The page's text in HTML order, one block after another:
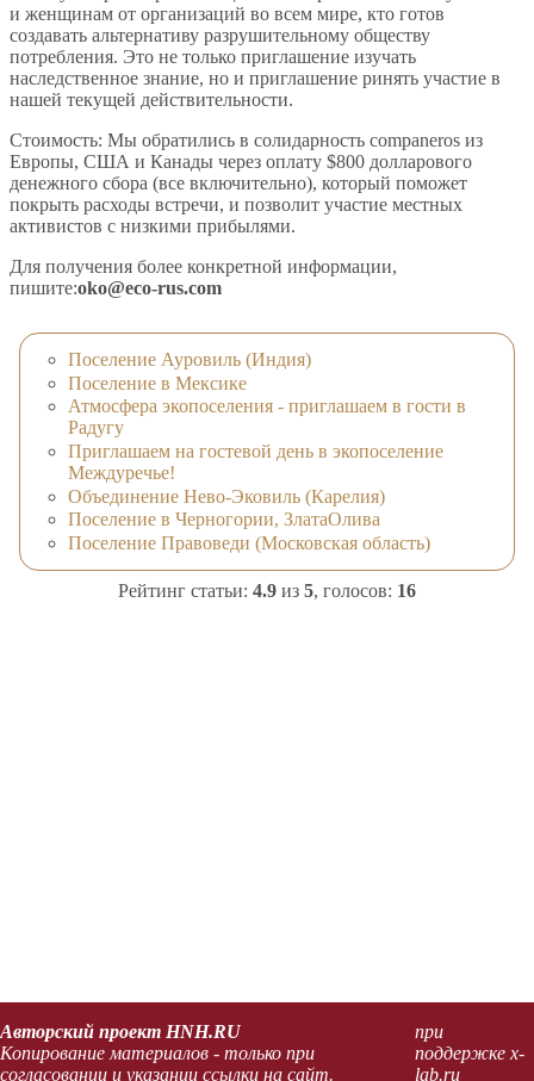
и женщинам от организаций во всем мире, кто готов
создавать альтернативу разрушительному обществу
потребления. Это не только приглашение изучать
наследственное знание, но и приглашение ринять участие в
нашей текущей действительности.
Стоимость: Мы обратились в солидарность companeros из
Европы, США и Канады через оплату $800 долларового
денежного сбора (все включительно), который поможет
покрыть расходы встречи, и позволит участие местных
активистов с низкими прибылями.
Для получения более конкретной информации,
пишите:oko@eco-rus.com
Поселение Ауровиль (Индия)
Поселение в Мексике
Атмосфера экопоселения - приглашаем в гости в
Радугу
Приглашаем на гостевой день в экопоселение
Междуречье!
Объединение Нево-Эковиль (Карелия)
Поселение в Черногории, ЗлатаОлива
Поселение Правоведи (Московская область)
Рейтинг статьи: 4.9 из 5, голосов: 16
Авторский проект HNH.RU
Копирование материалов - только при
согласовании и указании ссылки на сайт.
при
поддержке x-
lab.ru